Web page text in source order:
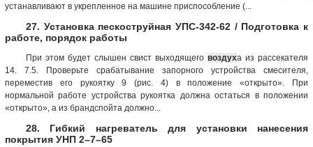
устанавливают в укрепленное на машине приспособление (...
27. Установка пескоструйная УПС-342-62 / Подготовка к
работе, порядок работы
При этом будет слышен свист выходящего воздуха из рассекателя
14. 7.5. Проверьте срабатывание запорного устройства смесителя,
переместив его рукоятку 9 (рис. 4) в положение «открыто». При
нормальной работе устройства рукоятка должна остаться в положении
«открыто», а из брандспойта должно...
28. Гибкий нагреватель для установки нанесения
покрытия УНП 2–7–65